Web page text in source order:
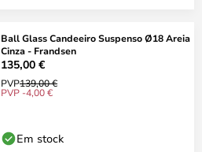
Ball Glass Candeeiro Suspenso Ø18 Areia
Cinza - Frandsen
135,00 €
PVP139,00 €
PVP -4,00 €
Em stock